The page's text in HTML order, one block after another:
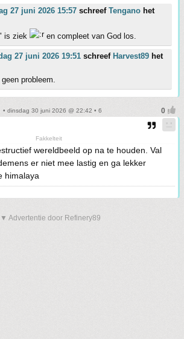
27 juni 2026 15:57 schreef Tengano het
is ziek
en compleet van God los.
27 juni 2026 19:51 schreef Harvest89 het
probleem.
• dinsdag 30 juni 2026 @ 22:42 • 6
Fakkelteit
wereldbeeld op na te houden. Val
er niet mee lastig en ga lekker
himalaya
▼ Advertentie door Refinery89